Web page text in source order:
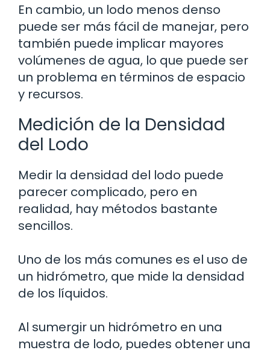
En cambio, un lodo menos denso
puede ser más fácil de manejar, pero
también puede implicar mayores
volúmenes de agua, lo que puede ser
un problema en términos de espacio
y recursos.
Medición de la Densidad
del Lodo
Medir la densidad del lodo puede
parecer complicado, pero en
realidad, hay métodos bastante
sencillos.
Uno de los más comunes es el uso de
un hidrómetro, que mide la densidad
de los líquidos.
Al sumergir un hidrómetro en una
muestra de lodo, puedes obtener una